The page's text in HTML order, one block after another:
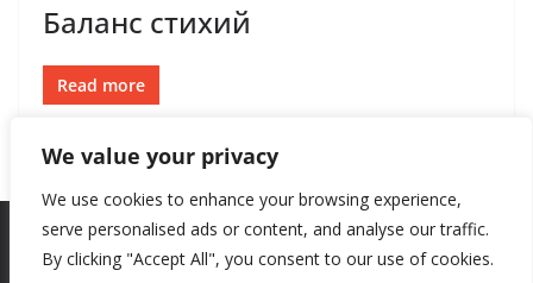
We value your privacy
We use cookies to enhance your browsing experience,
serve personalised ads or content, and analyse our traffic.
By clicking "Accept All", you consent to our use of cookies.
Баланс стихий
Read more